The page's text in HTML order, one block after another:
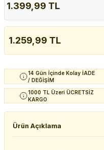
1.399,99 TL
1.259,99 TL
14 Gün İçinde Kolay İADE
/ DEĞİŞİM
1000 TL Üzeri ÜCRETSİZ
KARGO
Ürün Açıklama